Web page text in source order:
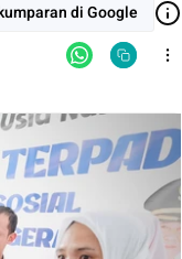
di Google